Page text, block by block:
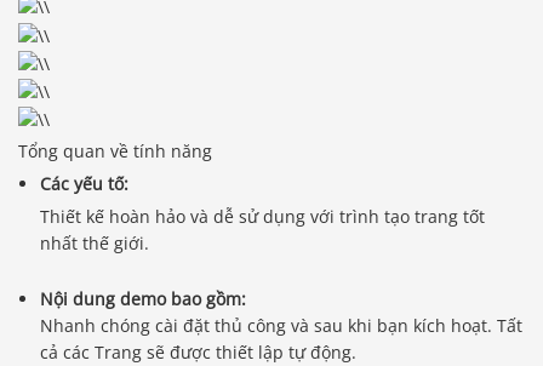
Tổng quan về tính năng
Các yếu tố:
Thiết kế hoàn hảo và dễ sử dụng với trình tạo trang tốt
nhất thế giới.
Nội dung demo bao gồm:
Nhanh chóng cài đặt thủ công và sau khi bạn kích hoạt. Tất
cả các Trang sẽ được thiết lập tự động.